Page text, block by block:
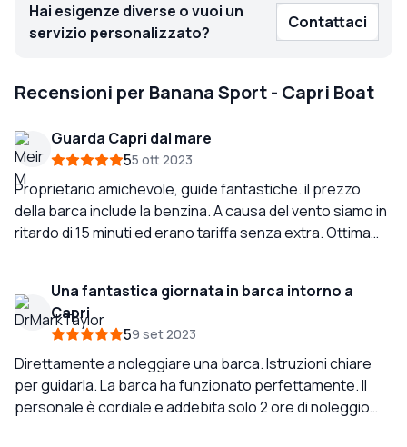
Hai esigenze diverse o vuoi un
servizio personalizzato?
Contattaci
Recensioni per Banana Sport - Capri Boat
Guarda Capri dal mare
55 ott 2023
Proprietario amichevole, guide fantastiche. il prezzo
della barca include la benzina. A causa del vento siamo in
ritardo di 15 minuti ed erano tariffa senza extra. Ottima
Una fantastica giornata in barca intorno a
Capri
59 set 2023
Direttamente a noleggiare una barca. Istruzioni chiare
per guidarla. La barca ha funzionato perfettamente. Il
personale è cordiale e addebita solo 2 ore di noleggio